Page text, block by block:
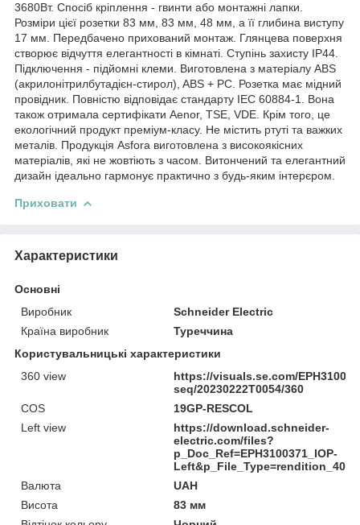
3680Вт. Спосіб кріплення - гвинти або монтажні лапки.
Розміри цієї розетки 83 мм, 83 мм, 48 мм, а її глибина виступу
17 мм. Передбачено прихований монтаж. Глянцева поверхня
створює відчуття елегантності в кімнаті. Ступінь захисту IP44.
Підключення - підйомні клеми. Виготовлена з матеріалу ABS
(акрилонітрилбутадієн-стирол), ABS + PC. Розетка має мідний
провідник. Повністю відповідає стандарту IEC 60884-1. Вона
також отримала сертифікати Aenor, TSE, VDE. Крім того, це
екологічний продукт преміум-класу. Не містить ртуті та важких
металів. Продукція Asfora виготовлена з високоякісних
матеріалів, які не жовтіють з часом. Витончений та елегантний
дизайн ідеально гармонує практично з будь-яким інтерєром.
Приховати
Характеристики
Основні
Виробник
Schneider Electric
Країна виробник
Туреччина
Користувальницькі характеристики
360 view
https://visuals.se.com/
seq/20230222T0054/360
COS
19GP-RESCOL
Left view
https://download.schneider-
electric.com/files?
p_Doc_Ref=EPH3100371_IOP-
Валюта
UAH
Висота
83 мм